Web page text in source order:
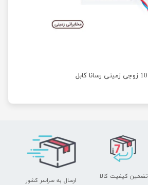
ارسال به سراسر کشور تضمین کیفیت کالا